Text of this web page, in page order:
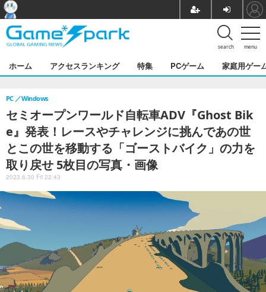
menu
search
ホーム アクセスランキング 特集 PCゲーム 家庭用ゲー
セミオープンワールド自転車ADV『Ghost Bik
e』発表！レースやチャレンジに挑んであの世
とこの世を移動する「ゴーストバイク」の力を
取り戻せ 5枚目の写真・画像
PC Windows
2023.6.30 Fri 22:43